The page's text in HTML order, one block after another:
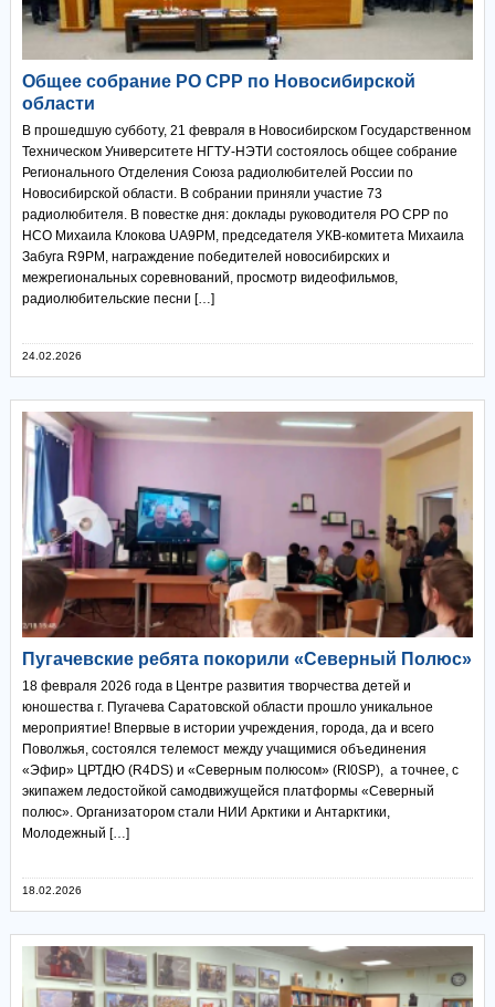
Общее собрание РО СРР по Новосибирской
области
В прошедшую субботу, 21 февраля в Новосибирском Государственном
Техническом Университете НГТУ-НЭТИ состоялось общее собрание
Регионального Отделения Союза радиолюбителей России по
Новосибирской области. В собрании приняли участие 73
радиолюбителя. В повестке дня: доклады руководителя РО СРР по
НСО Михаила Клокова UA9PM, председателя УКВ-комитета Михаила
Забуга R9PM, награждение победителей новосибирских и
межрегиональных соревнований, просмотр видеофильмов,
радиолюбительские песни […]
24.02.2026
Пугачевские ребята покорили «Северный Полюс»
18 февраля 2026 года в Центре развития творчества детей и
юношества г. Пугачева Саратовской области прошло уникальное
мероприятие! Впервые в истории учреждения, города, да и всего
Поволжья, состоялся телемост между учащимися объединения
«Эфир» ЦРТДЮ (R4DS) и «Северным полюсом» (RI0SP), а точнее, с
экипажем ледостойкой самодвижущейся платформы «Северный
полюс». Организатором стали НИИ Арктики и Антарктики,
Молодежный […]
18.02.2026